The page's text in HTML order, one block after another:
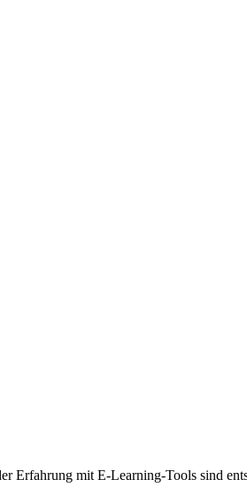
Erfahrung mit E-Learning-Tools sind